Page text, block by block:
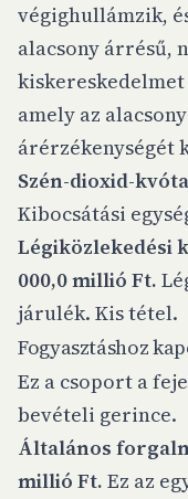
végighullámzik,
alacsony árrésű,
amely az
árérzékenységét
Szén-dioxid-
Kibocsátási
Légiközlekedési
000,0 millió Ft.
járulék. Kis tétel.
Fogyasztáshoz
Ez a csoport a
bevételi gerince.
Általános
millió Ft. Ez az